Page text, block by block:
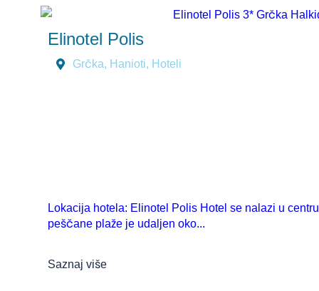
Elinotel Polis
Grčka, Hanioti, Hoteli
Lokacija hotela: Elinotel Polis Hotel se nalazi u
peščane plaže je udaljen oko...
Saznaj više